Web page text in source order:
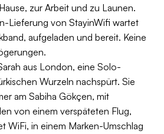
zur Arbeit und zu Launen.
Lieferung von StayinWifi wartet
aufgeladen und bereit. Keine
aus London, eine Solo-
Wurzeln nachspürt. Sie
am Sabiha Gökçen, mit
von einem verspäteten Flug,
WiFi, in einem Marken-Umschlag